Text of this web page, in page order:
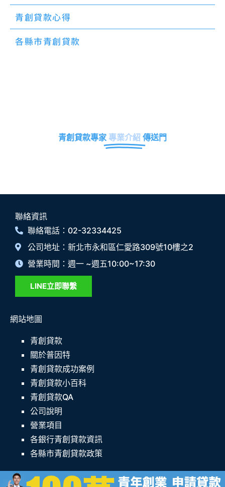
青創貸款心得
各縣市青創貸款
青創貸款專家 專業介紹 傳送門
聯絡資訊
聯絡電話：02-32334425
公司地址：新北市永和區仁愛路309號10樓之2
營業時間：週一 ~週五10:00~17:30
LINE立即聯繫
網站地圖
青創貸款
關於普因特
青創貸款成功案例
青創貸款小百科
青創貸款QA
公司說明
營業項目
各銀行青創貸款資訊
各縣市青創貸款政策
© 2025 青創貸款專家─普因特圓夢網 All rights reserved. |